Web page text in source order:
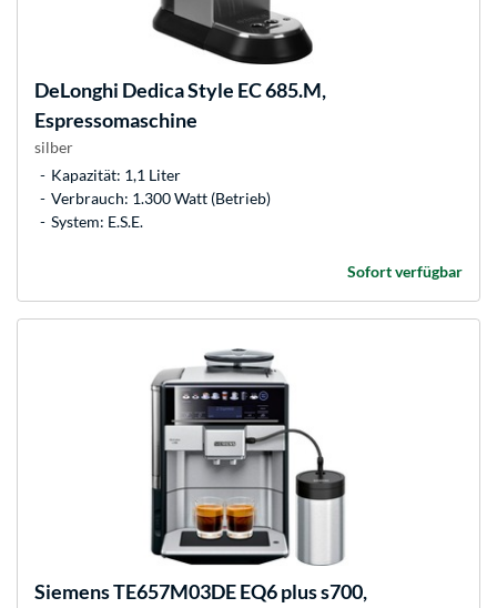
DeLonghi Dedica Style EC 685.M,
Espressomaschine
silber
Kapazität: 1,1 Liter
Verbrauch: 1.300 Watt (Betrieb)
System: E.S.E.
Sofort verfügbar
SiemensTE657M03DE EQ6 plus s700,